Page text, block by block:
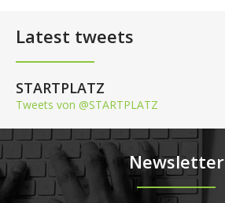
Latest tweets
STARTPLATZ
Tweets von @STARTPLATZ
Newsletter